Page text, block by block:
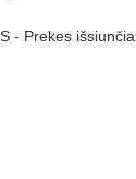
- Prekes